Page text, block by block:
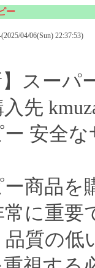
ー
04/06(Sun) 22:37:53)
】スー
先
安全
商品を
に重要
質の低